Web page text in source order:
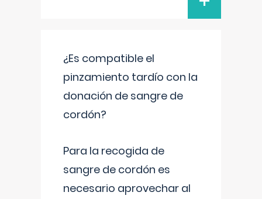
¿Es compatible el
pinzamiento tardío con la
donación de sangre de
cordón?
Para la recogida de
sangre de cordón es
necesario aprovechar al